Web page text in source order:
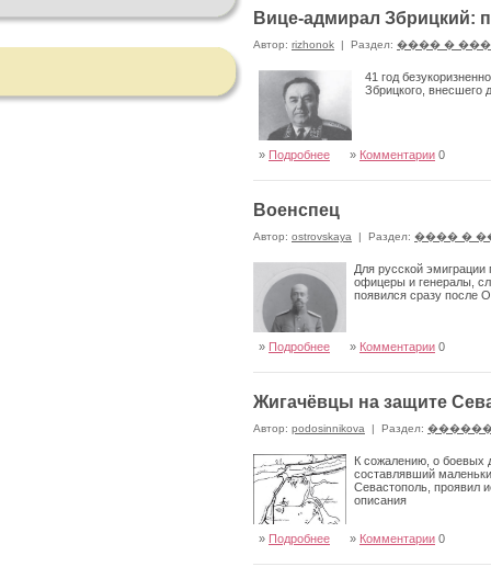
Вице-адмирал Збрицкий:
Автор: rizhonok | Раздел: ���� �
41 год
Збрицкого, внесшего
» Подробнее » Комментарии 0
Военспец
Автор: ostrovskaya | Раздел: ���� �
Для русской
офицеры и генералы,
появился сразу после
» Подробнее » Комментарии 0
Жигачёвцы на защите
Автор: podosinnikova | Раздел:
К сожалению, о боевых
составлявший
Севастополь, проявил
описания
» Подробнее » Комментарии 0